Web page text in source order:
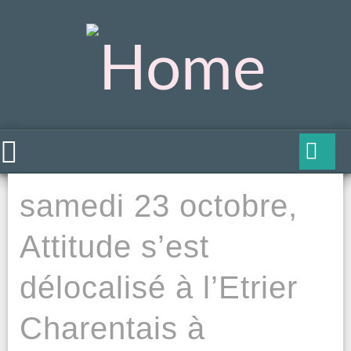
samedi 23 octobre,
Attitude s’est
délocalisé à l’Etrier
Charentais à